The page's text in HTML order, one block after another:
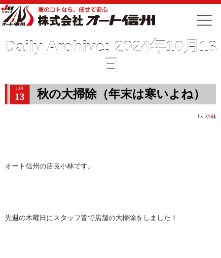
Daily Archive: 2024年10月13
日
10月
13 秋の大掃除（年末は寒いよね）
by 小林
オート信州の店長小林です。
先週の木曜日にスタッフ皆で店舗の大掃除をしました！